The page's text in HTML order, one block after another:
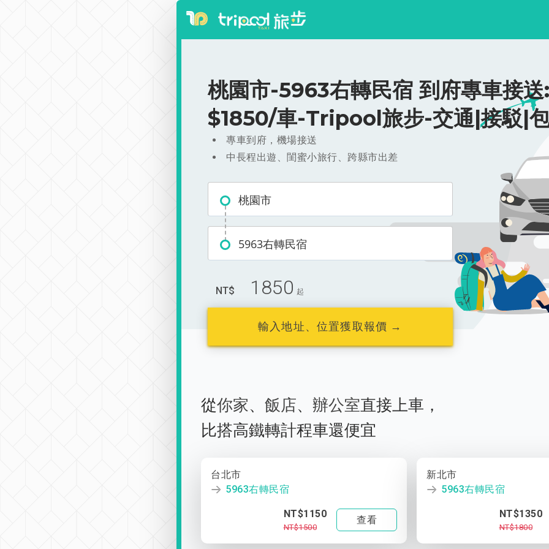
桃園市-5963右轉民宿 到府專車接送:
$1850/車-Tripool旅步-交通|接駁|
專車到府，機場接送
中長程出遊、閨蜜小旅行、跨縣市出差
桃園市
5963右轉民宿
NT$ 1850 起
輸入地址、位置獲取報價 →
從你家、 飯店、 辦公室直接上車，
比搭高鐵轉計程車還便宜
台北市
5963右轉民宿
NT$1150
NT$1500
查看
新北市
5963右轉民宿
NT$1350
NT$1800